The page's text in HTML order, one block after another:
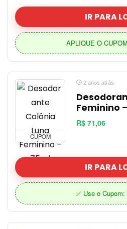
IR PARA
APLIQUE O
CUPOM
2 anos atrás
Feminino
R$ 71,06
IR PARA
✅ Use o Cupom: